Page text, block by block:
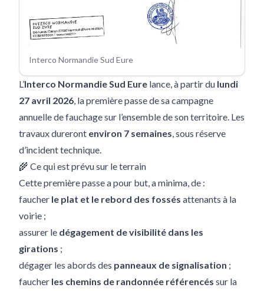
Interco Normandie Sud Eure
L’Interco Normandie Sud Eure lance, à partir du lundi
27 avril 2026, la première passe de sa campagne
annuelle de fauchage sur l’ensemble de son territoire. Les
travaux dureront environ 7 semaines, sous réserve
d’incident technique.
🌾 Ce qui est prévu sur le terrain
Cette première passe a pour but, a minima, de :
faucher le plat et le rebord des fossés attenants à la
voirie ;
assurer le dégagement de visibilité dans les
girations ;
dégager les abords des panneaux de signalisation ;
faucher les chemins de randonnée référencés sur la